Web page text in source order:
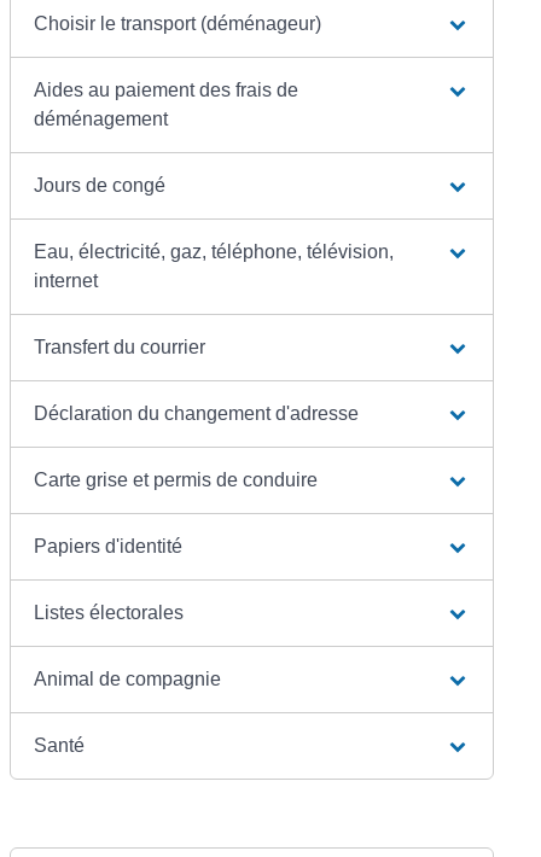
Choisir le transport (déménageur)
Aides au paiement des frais de
déménagement
Jours de congé
Eau, électricité, gaz, téléphone, télévision,
internet
Transfert du courrier
Déclaration du changement d'adresse
Carte grise et permis de conduire
Papiers d'identité
Listes électorales
Animal de compagnie
Santé